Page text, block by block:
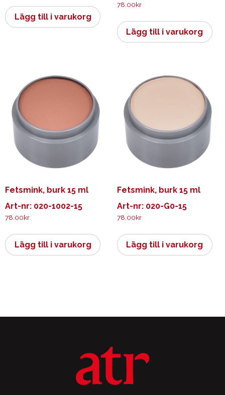
Lägg till i varukorg
78.00kr
Lägg till i varukorg
Fetsmink, burk 15 ml
Art-nr: 020-1002-15
78.00kr
Lägg till i varukorg
Fetsmink, burk 15 ml
Art-nr: 020-G0-15
78.00kr
Lägg till i varukorg